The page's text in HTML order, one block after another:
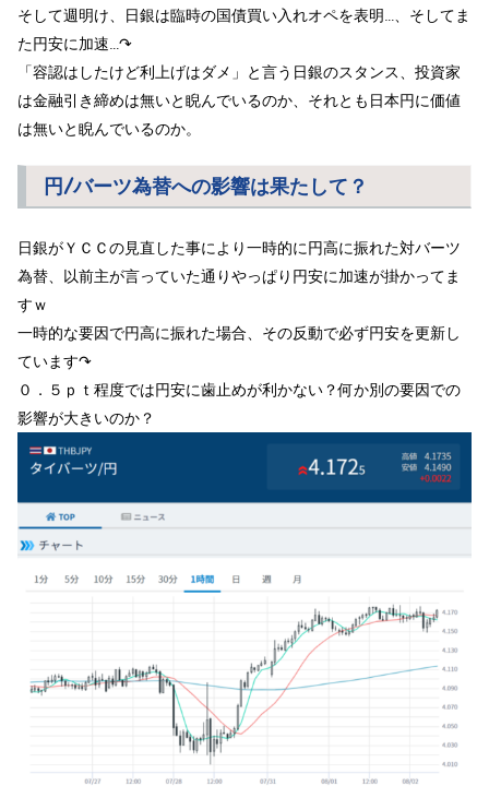
そして週明け、日銀は臨時の国債買い入れオペを表明…、そしてま
た円安に加速…↷
「容認はしたけど利上げはダメ」と言う日銀のスタンス、投資家
は金融引き締めは無いと睨んでいるのか、それとも日本円に価値
は無いと睨んでいるのか。
円/バーツ為替への影響は果たして？
日銀がＹＣＣの見直した事により一時的に円高に振れた対バーツ
為替、以前主が言っていた通りやっぱり円安に加速が掛かってま
すｗ
一時的な要因で円高に振れた場合、その反動で必ず円安を更新し
ています↷
０．５ｐｔ程度では円安に歯止めが利かない？何か別の要因での
影響が大きいのか？